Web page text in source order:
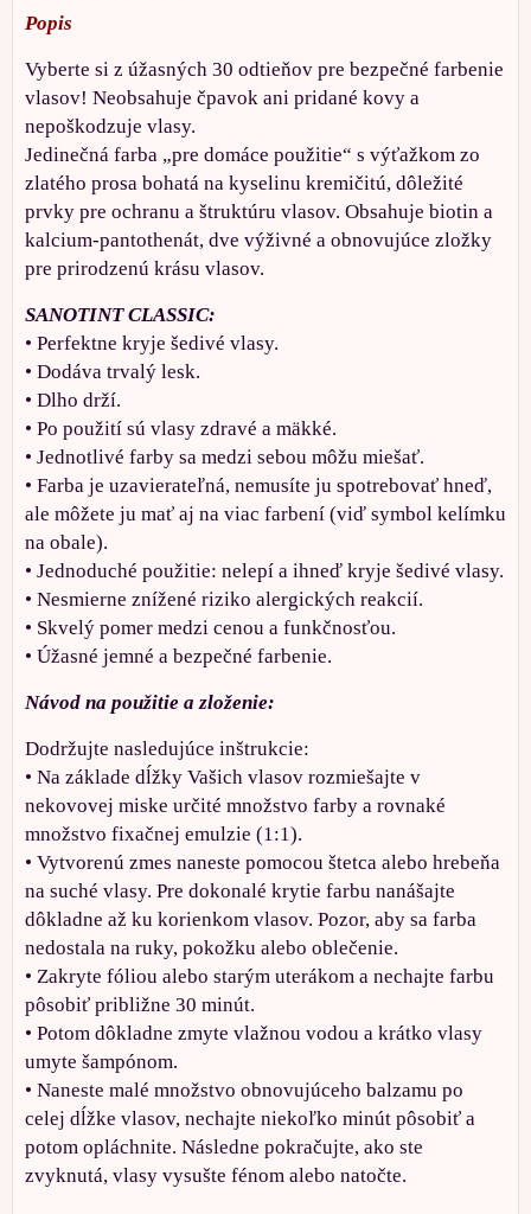
Popis
Vyberte si z úžasných 30 odtieňov pre bezpečné farbenie
vlasov! Neobsahuje čpavok ani pridané kovy a
nepoškodzuje vlasy.
Jedinečná farba „pre domáce použitie“ s výťažkom zo
zlatého prosa bohatá na kyselinu kremičitú, dôležité
prvky pre ochranu a štruktúru vlasov. Obsahuje biotin a
kalcium-pantothenát, dve výživné a obnovujúce zložky
pre prirodzenú krásu vlasov.
SANOTINT CLASSIC:
• Perfektne kryje šedivé vlasy.
• Dodáva trvalý lesk.
• Dlho drží.
• Po použití sú vlasy zdravé a mäkké.
• Jednotlivé farby sa medzi sebou môžu miešať.
• Farba je uzavierateľná, nemusíte ju spotrebovať hneď,
ale môžete ju mať aj na viac farbení (viď symbol kelímku
na obale).
• Jednoduché použitie: nelepí a ihneď kryje šedivé vlasy.
• Nesmierne znížené riziko alergických reakcií.
• Skvelý pomer medzi cenou a funkčnosťou.
• Úžasné jemné a bezpečné farbenie.
Návod na použitie a zloženie:
Dodržujte nasledujúce inštrukcie:
• Na základe dĺžky Vašich vlasov rozmiešajte v
nekovovej miske určité množstvo farby a rovnaké
množstvo fixačnej emulzie (1:1).
• Vytvorenú zmes naneste pomocou štetca alebo hrebeňa
na suché vlasy. Pre dokonalé krytie farbu nanášajte
dôkladne až ku korienkom vlasov. Pozor, aby sa farba
nedostala na ruky, pokožku alebo oblečenie.
• Zakryte fóliou alebo starým uterákom a nechajte farbu
pôsobiť približne 30 minút.
• Potom dôkladne zmyte vlažnou vodou a krátko vlasy
umyte šampónom.
• Naneste malé množstvo obnovujúceho balzamu po
celej dĺžke vlasov, nechajte niekoľko minút pôsobiť a
potom opláchnite. Následne pokračujte, ako ste
zvyknutá, vlasy vysušte fénom alebo natočte.